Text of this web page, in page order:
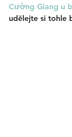
Cường Giang u
udělejte si tohle